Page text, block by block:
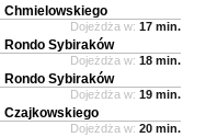
Chmielowskiego
Dojeżdża w: 17 min.
Rondo Sybiraków
Dojeżdża w: 18 min.
Rondo Sybiraków
Dojeżdża w: 19 min.
Czajkowskiego
Dojeżdża w: 20 min.